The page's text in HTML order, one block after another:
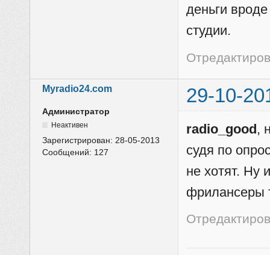
деньги
студии.
Myradio24.com 29-10-
Администратор
Неактивен
Зарегистрирован: 28-05-2013
Сообщений: 127
radio_good,
судя по
не хотят. Ну
фрилансеры